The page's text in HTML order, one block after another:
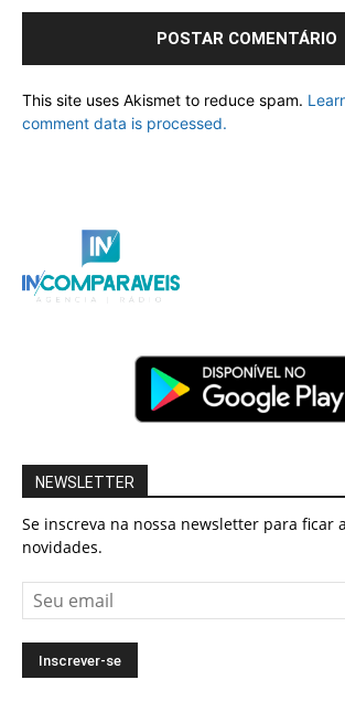
This site uses Akismet to reduce spam.
comment data is processed.
NEWSLETTER
Se inscreva na nossa newsletter para ficar
novidades.